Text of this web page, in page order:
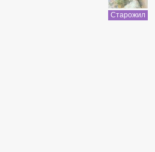
Старожил